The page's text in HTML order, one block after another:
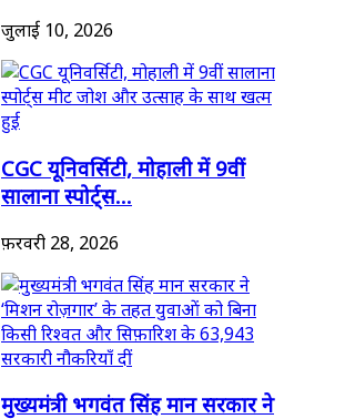
जुलाई 10, 2026
CGC यूनिवर्सिटी, मोहाली में 9वीं
सालाना स्पोर्ट्स...
फ़रवरी 28, 2026
मुख्यमंत्री भगवंत सिंह मान सरकार ने